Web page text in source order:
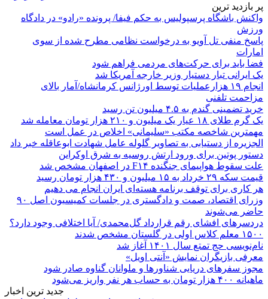
پر بازدید ترین
واکنش باشگاه پرسپولیس به حکم فیفا/ پرونده «رادو» در دادگاه
ورزش
پاسخ منفی تل آویو به درخواست نظامی مطرح شده از سوی
امارات
فضا باید برای حرکت‌های مردمی فراهم شود
یک ایرانی تبار دستیار وزیر خارجه آمریکا شد
انجام ۱۹ هزارعملیات توسط اورژانس کرمانشاه/آمار بالای
مزاحمت تلفنی
خرید تضمینی گندم به ۴.۵ میلیون تن رسید
یک گرم طلای ۱۸ عیار یک میلیون و ۲۱۰ هزار تومان معامله شد
مهمترین شاخصه مکتب «سلیمانی» اخلاص در عمل است
الجزیره از دستیابی به تصاویر گلوله عامل شهادت ابوعاقله خبر داد
دستور پوتین برای ورود ارتش روسیه به شرق اوکراین
علت سقوط هواپیمای جنگنده F۱۴ در اصفهان مشخص شد
قیمت سکه ۲۹ خرداد به ۱۵ میلیون و ۴۳۰ هزار تومان رسید
هر کاری برای توقف برنامه هسته‌ای ایران انجام می دهیم
وزرای اقتصاد، صمت و دادگستری در جلسات کمیسیون اصل ۹۰
حاضر می‌شوند
دردسرهای افشای رقم قرارداد گل‌محمدی/ آیا اختلافی وجود دارد؟
۱۵۰۰ معلم کلاس اولی در گلستان مشخص شدند
نام‌نویسی حج تمتع سال ۱۴۰۱ آغاز شد
معرفی بازیگران نمایش «آنتی اویل»
مجوز سفرهای دریایی شناورها و ملوانان گناوه صادر شود
ماهیانه ۴۰۰ هزار تومان به حساب هر نفر واریز می‌شود
جدید ترین اخبار